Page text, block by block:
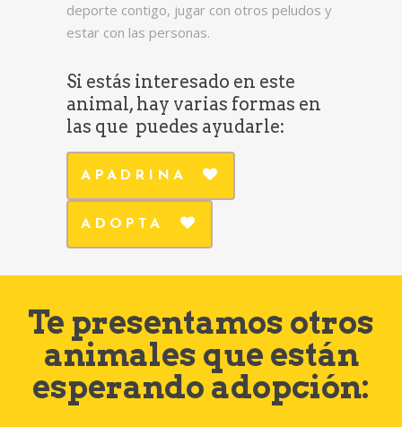
deporte contigo, jugar con otros peludos y
estar con las personas.
Si estás interesado en este
animal, hay varias formas en
las que puedes ayudarle:
APADRINA
ADOPTA
Te presentamos otros
animales que están
esperando adopción: